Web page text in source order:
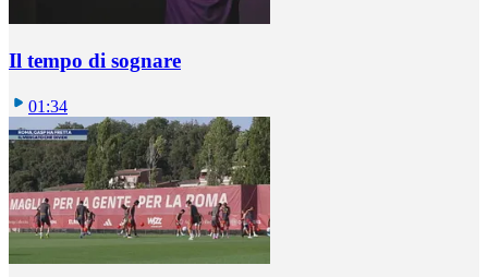
Il tempo di sognare
01:34